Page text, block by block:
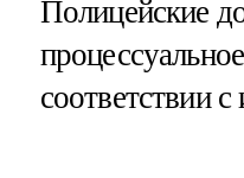
Полицейские
соответствии